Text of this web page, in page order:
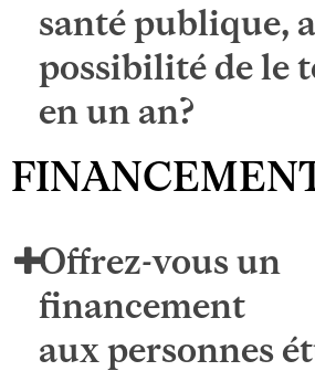
santé publique,
possibilité de le
en un an?
Offrez-vous un
financement
aux personnes